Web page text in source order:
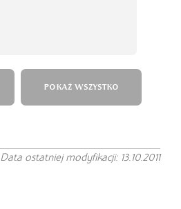
POKAŻ WSZYSTKO
Data ostatniej modyfikacji: 13.10.2011